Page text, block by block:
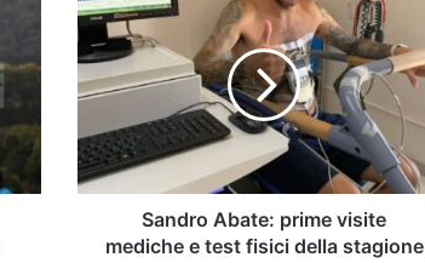
Abate:
prime
visite
mediche
test
fisici
della
Sandro Abate: prime visite
mediche e test fisici della stagione